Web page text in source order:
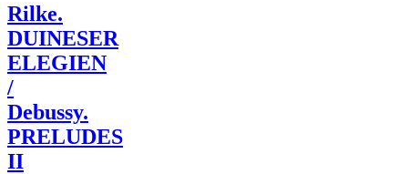
Rilke.
DUINESER
ELEGIEN
/
Debussy.
PRELUDES
II